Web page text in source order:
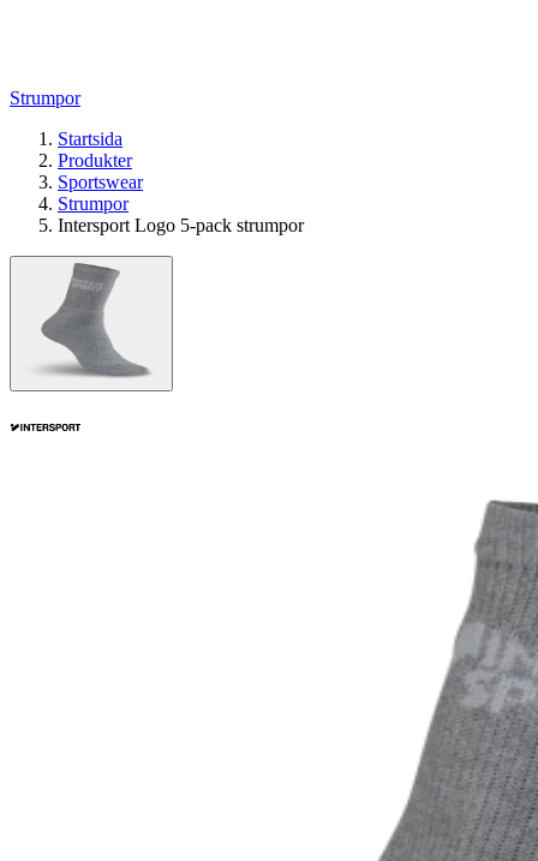
Strumpor
Startsida
Produkter
Sportswear
Strumpor
Intersport Logo 5-pack strumpor